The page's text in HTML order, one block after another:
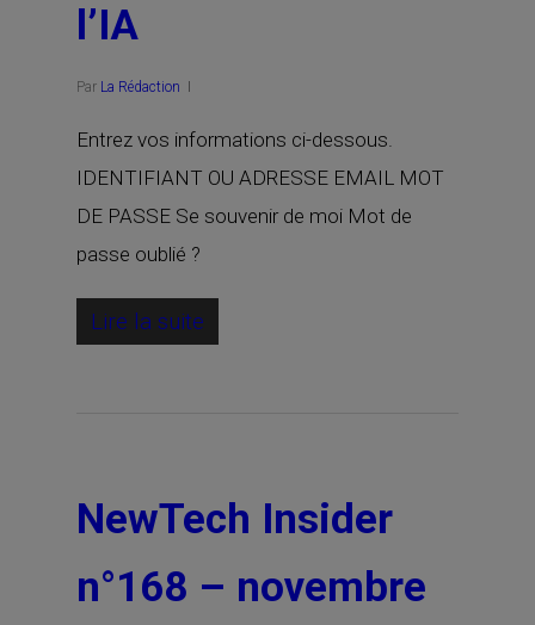
l’IA
Par La Rédaction
Entrez vos informations ci-dessous.
IDENTIFIANT OU ADRESSE EMAIL MOT
DE PASSE Se souvenir de moi Mot de
passe oublié ?
Lire la suite
NewTech Insider
n°168 – novembre